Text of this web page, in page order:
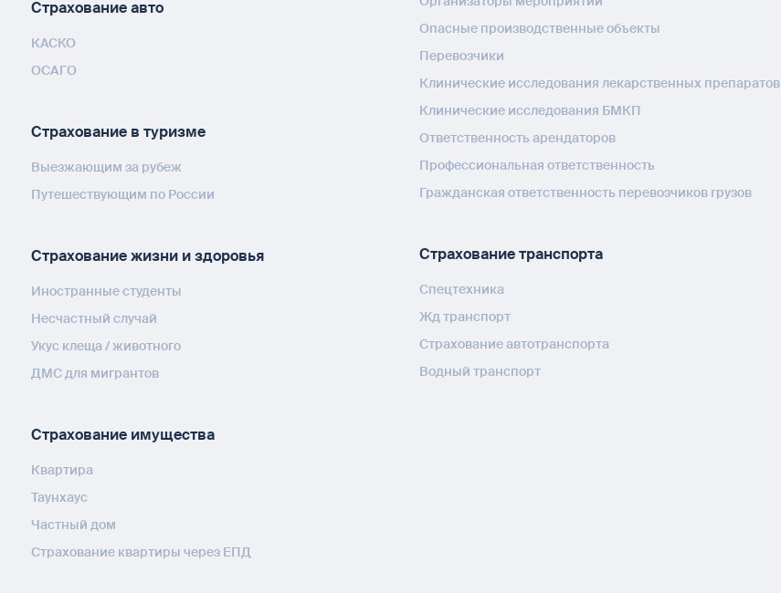
Страхование авто
КАСКО
ОСАГО
Страхование в туризме
Выезжающим за рубеж
Путешествующим по России
Страхование жизни и здоровья
Иностранные студенты
Несчастный случай
Укус клеща / животного
ДМС для мигрантов
Страхование имущества
Квартира
Таунхаус
Частный дом
Страхование квартиры через ЕПД
Опасные производственные объекты
Перевозчики
Клинические исследования лекарственных препаратов
Клинические исследования БМКП
Ответственность арендаторов
Профессиональная ответственность
Гражданская ответственность перевозчиков грузов
Страхование транспорта
Спецтехника
Жд транспорт
Страхование автотранспорта
Водный транспорт